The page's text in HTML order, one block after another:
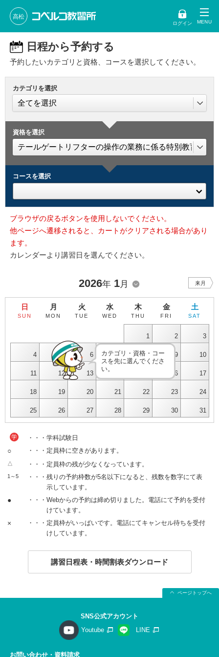
高松
ログイン
日程から予約する
予約したいカテゴリと資格、コースを選択してください。
カテゴリを選択
資格を選択
コースを選択
ブラウザの戻るボタンを使用しないでください。
他ページへ遷移されると、カートがクリアされる場合があり
ます。
カレンダーより講習日を選んでください。
2026年 1月 来月
日
SUN
月
MON
火
TUE
水
WED
木
THU
金
FRI
土
SAT
1 2 3
4 5 6 7 8 9 10
11 12 13 16 17
18 19 20 21 22 23 24
25 26 27 28 29 30 31
カテゴリ・資格・コー
スを先に選んでくださ
い。
学 ・・・学科試験日
○ ・・・定員枠に空きがあります。
△ ・・・定員枠の残が少なくなっています。
1～5
・・・残りの予約枠数が5名以下になると、残数を数字にて表
示しています。
●
・・・Webからの予約は締め切りました。電話にて予約を受付
けています。
×
・・・定員枠がいっぱいです。電話にてキャンセル待ちを受付
けしています。
講習日程表・時間割表ダウンロード
ページトップへ
SNS公式アカウント
Youtube
LINE
お問い合わせ・資料請求